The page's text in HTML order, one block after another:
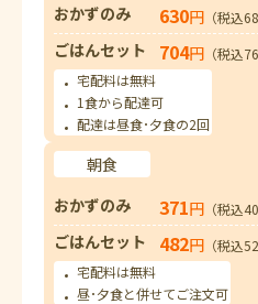
おかずのみ
630円 （税込
ごはんセット 704円 （税込
宅配料は無料
1食から配達可
配達は昼食･夕食の2回
朝食
おかずのみ
371円 （税込
ごはんセット 482円 （税込
宅配料は無料
昼･夕食と併せてご注文可